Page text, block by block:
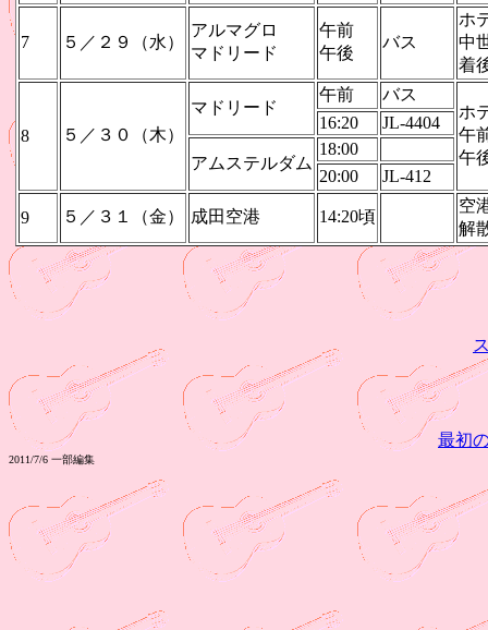
7 ５／２９（水）
アルマグロ
マドリード
午前
午後
バス
ホ
中
着
8 ５／３０（木）
マドリード
午前
バス
ホ
午
午
16:20 JL-4404
アムステルダム
18:00
20:00
JL-412
9 ５／３１（金） 成田空港 14:20頃
空
解
最初
2011/7/6 一部編集